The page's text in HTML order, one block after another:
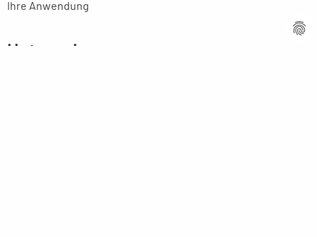
Ihre Anwendung
Unternehmen